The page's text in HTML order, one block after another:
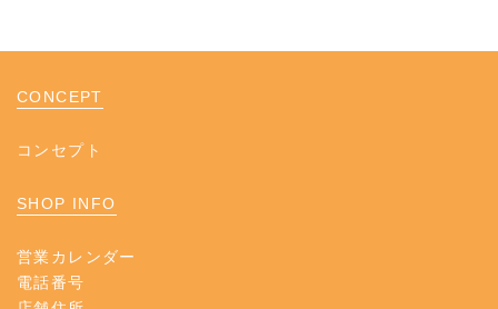
CONCEPT
コンセプト
SHOP INFO
営業カレンダー
電話番号